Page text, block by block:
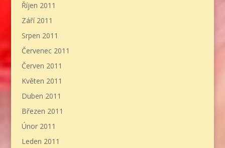
Říjen 2011
Září 2011
Srpen 2011
Červenec 2011
Červen 2011
Květen 2011
Duben 2011
Březen 2011
Únor 2011
Leden 2011